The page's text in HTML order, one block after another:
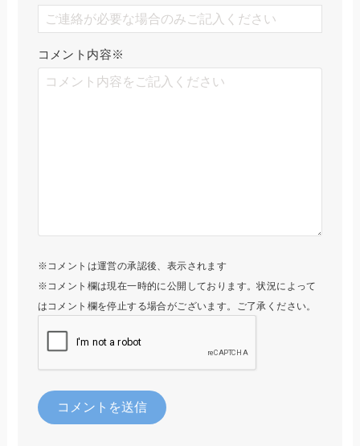
コメント内容※
※コメントは運営の承認後、表示されます
※コメント欄は現在一時的に公開しております。状況によって
はコメント欄を停止する場合がございます。ご了承ください。